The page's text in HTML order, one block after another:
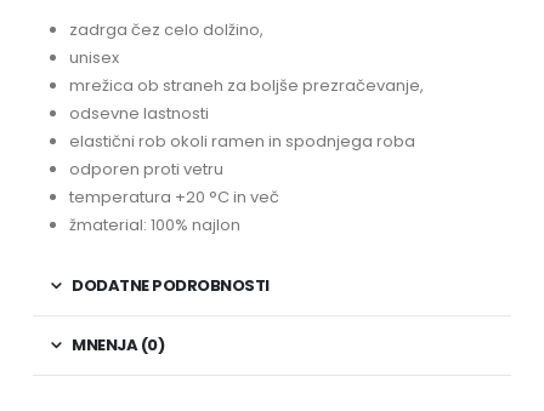
zadrga čez celo dolžino,
unisex
mrežica ob straneh za boljše prezračevanje,
odsevne lastnosti
elastični rob okoli ramen in spodnjega roba
odporen proti vetru
temperatura +20 °C in več
žmaterial: 100% najlon
DODATNE PODROBNOSTI
MNENJA (0)